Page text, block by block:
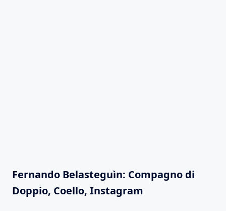
Fernando Belasteguìn: Compagno di
Doppio, Coello, Instagram